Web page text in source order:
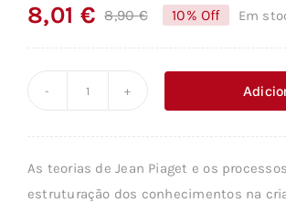
8,90€O
era:
8,01 €
O
é:
10% Off Em
TEORIA
As teorias de Jean Piaget e os
estruturação dos conhecimentos na